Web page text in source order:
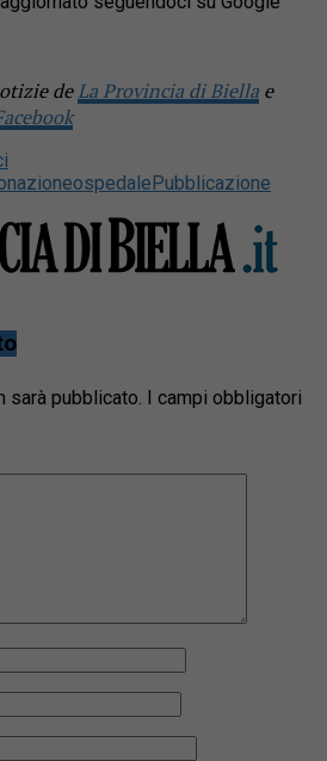
deLa Provincia di Biella e
ospedalePubblicazione
sarà pubblicato. I campi obbligatori